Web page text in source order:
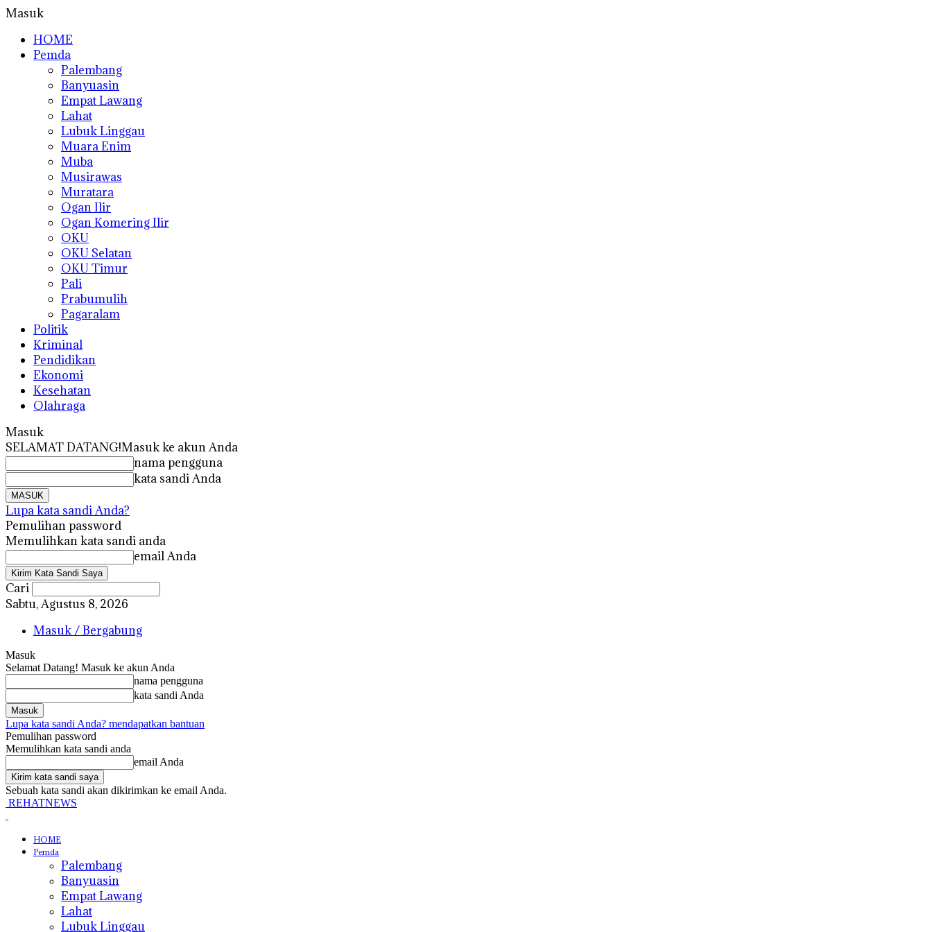
Masuk
HOME
Pemda
Palembang
Banyuasin
Empat Lawang
Lahat
Lubuk Linggau
Muara Enim
Muba
Musirawas
Muratara
Ogan Ilir
Ogan Komering Ilir
OKU
OKU Selatan
OKU Timur
Pali
Prabumulih
Pagaralam
Politik
Kriminal
Pendidikan
Ekonomi
Kesehatan
Olahraga
Masuk
SELAMAT DATANG!Masuk ke akun Anda
nama pengguna
kata sandi Anda
Lupa kata sandi Anda?
Pemulihan password
Memulihkan kata sandi anda
email Anda
Cari
Sabtu, Agustus 8, 2026
Masuk / Bergabung
Masuk
Selamat Datang! Masuk ke akun Anda
nama pengguna
kata sandi Anda
Lupa kata sandi Anda? mendapatkan bantuan
Pemulihan password
Memulihkan kata sandi anda
email Anda
Sebuah kata sandi akan dikirimkan ke email Anda.
REHATNEWS
HOME
Pemda
Palembang
Banyuasin
Empat Lawang
Lahat
Lubuk Linggau